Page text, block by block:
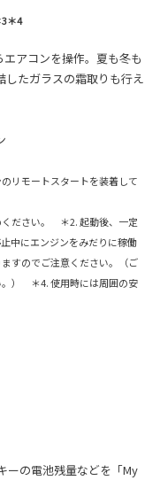
＊4
エアコンを操作。夏も冬も
したガラスの霜取りも行え
リモートスタートを装着して
ください。 ＊2. 起動後、一定
中にエンジンをみだりに稼働
すのでご注意ください。（ご
。） ＊4. 使用時には周囲の安
ーの電池残量などを「My